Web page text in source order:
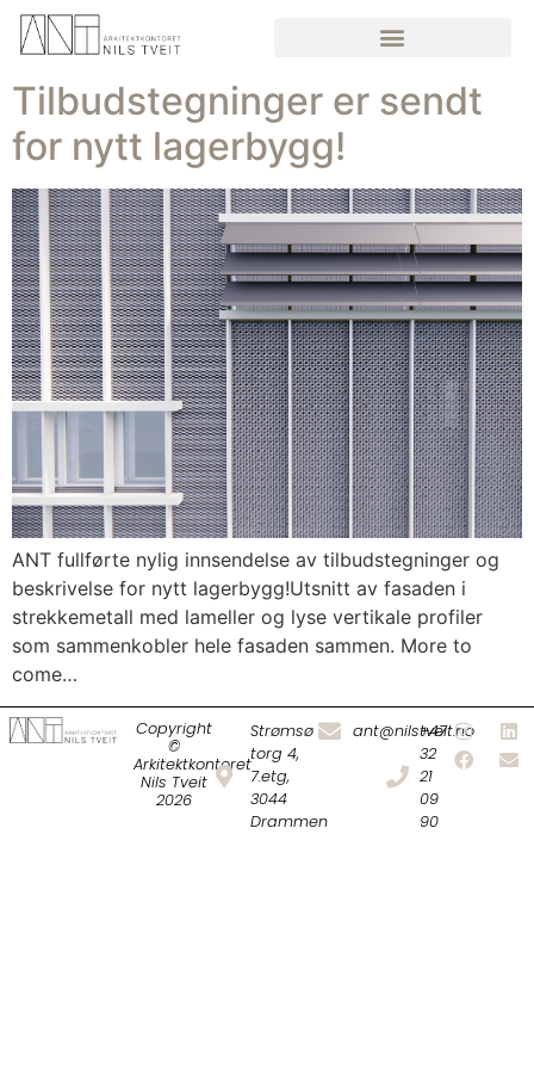
Tilbudstegninger er sendt
for nytt lagerbygg!
ANT fullførte nylig innsendelse av tilbudstegninger og
beskrivelse for nytt lagerbygg!Utsnitt av fasaden i
strekkemetall med lameller og lyse vertikale profiler
som sammenkobler hele fasaden sammen. More to
come…
Copyright
©
Arkitektkontoret
Nils Tveit
2026
Strømsø
torg 4,
7.etg,
3044
Drammen
ant@nilstveit.no
+47
32
21
09
90